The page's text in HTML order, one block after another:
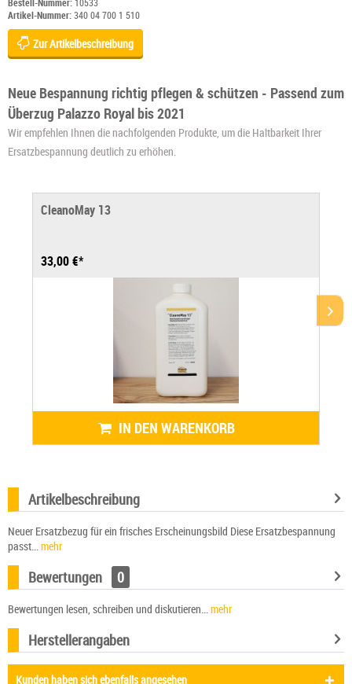
Artikel-Nummer:340 04 700 1 510
Zur Artikelbeschreibung
Neue Bespannung richtig pflegen & schützen - Passend zum
Überzug Palazzo Royal bis 2021
Wir empfehlen Ihnen die nachfolgenden Produkte, um die Haltbarkeit Ihrer
Ersatzbespannung deutlich zu erhöhen.
CleanoMay 13
33,00 €*
IN DEN WARENKORB
Artikelbeschreibung
Neuer Ersatzbezug für ein frisches Erscheinungsbild Diese Ersatzbespannung
passt...
mehr
Bewertungen 0
Bewertungen lesen, schreiben und diskutieren... mehr
Herstellerangaben
Kunden haben sich ebenfalls angesehen